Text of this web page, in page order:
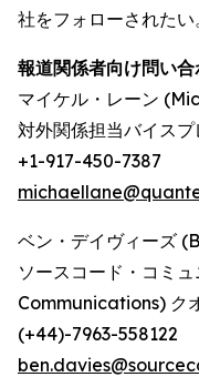
社をフォローされたい
報道関係者向け問い
マイケル・レーン
対外関係担当バイスプ
+1-917-450-7387
ベン・デイヴィーズ
ソースコード・コミ
Communications) ク
(+44)-7963-558122